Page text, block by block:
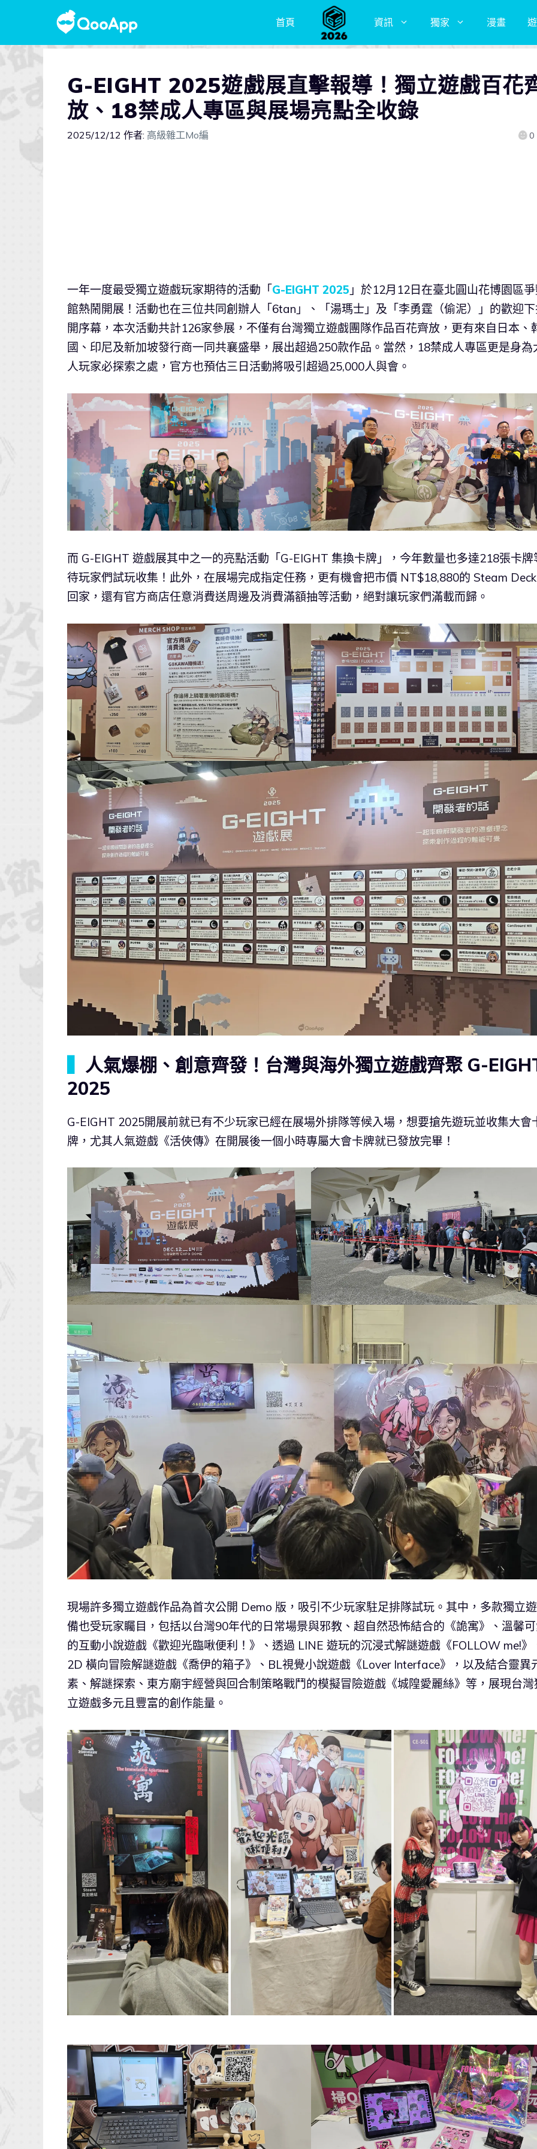
首頁 資訊 獨家 漫畫
G-EIGHT 2025遊戲展直擊報導！獨立遊戲百花
放、18禁成人專區與展場亮點全收錄
2025/12/12 作者: 高級雜工Mo編 0
一年一度最受獨立遊戲玩家期待的活動「G-EIGHT 2025 」於12月12日在臺北圓山花博園區
館熱鬧開展！活動也在三位共同創辦人「6tan」、「湯瑪士」及「李勇霆（偷泥）」的歡迎
開序幕，本次活動共計126家參展，不僅有台灣獨立遊戲團隊作品百花齊放，更有來自日本、
國、印尼及新加坡發行商一同共襄盛舉，展出超過250款作品。當然，18禁成人專區更是身為
人玩家必探索之處，官方也預估三日活動將吸引超過25,000人與會。
而 G-EIGHT 遊戲展其中之一的亮點活動「G-EIGHT 集換卡牌」，今年數量也多達218張卡牌
待玩家們試玩收集！此外，在展場完成指定任務，更有機會把市價 NT$18,880的 Steam
回家，還有官方商店任意消費送周邊及消費滿額抽等活動，絕對讓玩家們滿載而歸。
人氣爆棚、創意齊發！台灣與海外獨立遊戲齊聚 G-
2025
G-EIGHT 2025開展前就已有不少玩家已經在展場外排隊等候入場，想要搶先遊玩並收集大會
牌，尤其人氣遊戲《活俠傳》在開展後一個小時專屬大會卡牌就已發放完畢！
現場許多獨立遊戲作品為首次公開 Demo 版，吸引不少玩家駐足排隊試玩。其中，多款獨立
備也受玩家矚目，包括以台灣90年代的日常場景與邪教、超自然恐怖結合的《詭寓》、溫馨
的互動小說遊戲《歡迎光臨啾便利！》、透過 LINE 遊玩的沉浸式解謎遊戲《FOLLOW me!》
2D 橫向冒險解謎遊戲《喬伊的箱子》、BL視覺小說遊戲《Lover Interface》，以及結合靈異
素、解謎探索、東方廟宇經營與回合制策略戰鬥的模擬冒險遊戲《城隍愛麗絲》等，展現台灣
立遊戲多元且豐富的創作能量。